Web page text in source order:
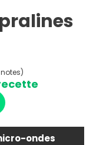
notes)
ondes